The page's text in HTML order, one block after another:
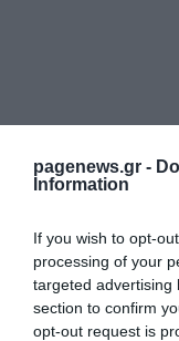
pagenews.gr -
Information
If you wish to opt-
processing of your
targeted advertising
section to confirm
opt-out request is
Tate McRae: Η pop
μουσικά φεστιβάλ
Οι εμφανίσεις που
ΙΩΑΝΝΑ ΚΑΡΑ
05.08.2026 | 13:00